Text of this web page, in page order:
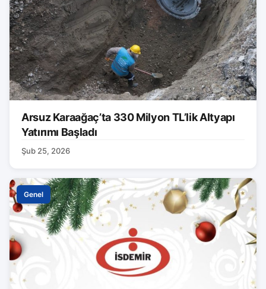
Arsuz Karaağaç’ta 330 Milyon TL’lik Altyapı
Yatırımı Başladı
Şub 25, 2026
Genel